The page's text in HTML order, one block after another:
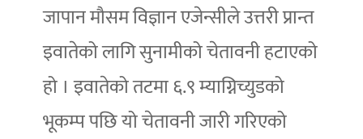
जापान मौसम विज्ञान एजेन्सीले उत्तरी प्रान्त
इवातेको लागि सुनामीको चेतावनी हटाएको
हो । इवातेको तटमा ६.९ म्याग्निच्युडको
भूकम्प पछि यो चेतावनी जारी गरिएको